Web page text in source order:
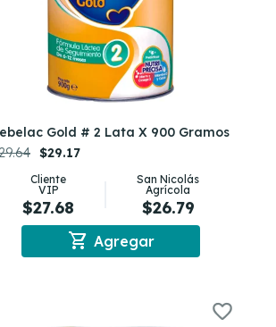
Gold # 2 Lata X 900 Gramos
$29.17
Cliente
VIP
$27.68
San Nicolás
Agrícola
$26.79
shopping_cart Agregar